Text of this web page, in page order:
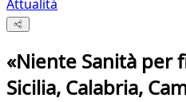
Attualità
«Niente Sanità per
Sicilia, Calabria,